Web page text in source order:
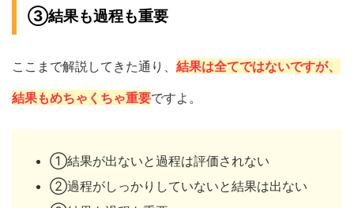
③結果も過程も重要
ここまで解説してきた通り、 結果は全てではないですが、
結果もめちゃくちゃ重要ですよ。
①結果が出ないと過程は評価されない
②過程がしっかりしていないと結果は出ない